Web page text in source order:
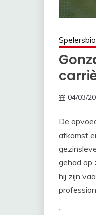
04/03/
De
afkomst
gehad op
hij zijn